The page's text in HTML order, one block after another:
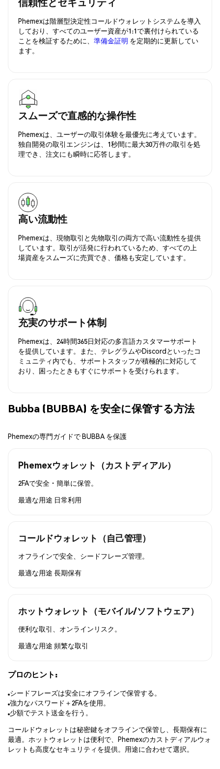
Phemexは階層型決定性コールドウォレットシステムを導入
しており、すべてのユーザー資産が1:1で裏付けられている
ことを検証するために、 準備金証明 を定期的に更新してい
ます。
スムーズで直感的な操作性
Phemexは、ユーザーの取引体験を最優先に考えています。
独自開発の取引エンジンは、1秒間に最大30万件の取引を処
理でき、注文にも瞬時に応答します。
高い流動性
Phemexは、現物取引と先物取引の両方で高い流動性を提供
しています。取引が活発に行われているため、すべての上
場資産をスムーズに売買でき、価格も安定しています。
充実のサポート体制
Phemexは、24時間365日対応の多言語カスタマーサポート
を提供しています。また、テレグラムやDiscordといったコ
ミュニティ内でも、サポートスタッフが積極的に対応して
おり、困ったときもすぐにサポートを受けられます。
Bubba (BUBBA) を安全に保管する方法
Phemexの専門ガイドで BUBBA を保護
Phemexウォレット（カストディアル）
2FAで安全・簡単に保管。
最適な用途 日常利用
コールドウォレット（自己管理）
オフラインで安全、シードフレーズ管理。
最適な用途 長期保有
ホットウォレット（モバイル/ソフトウェア）
便利な取引、オンラインリスク。
最適な用途 頻繁な取引
プロのヒント:
シードフレーズは安全にオフラインで保管する。
強力なパスワード＋2FAを使用。
少額でテスト送金を行う。
コールドウォレットは秘密鍵をオフラインで保管し、長期保有に
最適。ホットウォレットは便利で、Phemexのカストディアルウォ
レットも高度なセキュリティを提供。用途に合わせて選択。